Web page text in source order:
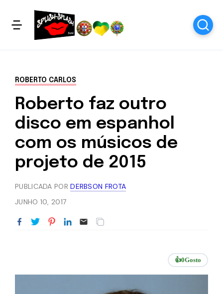
ROBERTO CARLOS
Roberto faz outro
disco em espanhol
com os músicos de
projeto de 2015
PUBLICADA PORDERBSON FROTA
JUNHO 10, 2017
👍0Gosto